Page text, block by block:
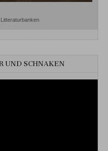
UND SCHNAKEN